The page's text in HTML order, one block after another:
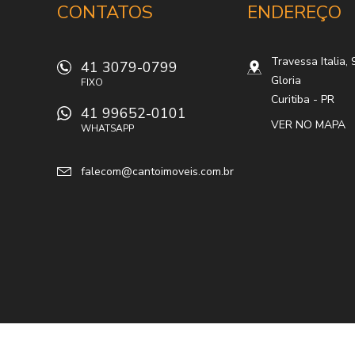
CONTATOS
41 3079-0799
FIXO
41 99652-0101
WHATSAPP
falecom@cantoimoveis.com.br
ENDEREÇO
Travessa Italia,
Gloria
Curitiba - PR
VER NO MAPA